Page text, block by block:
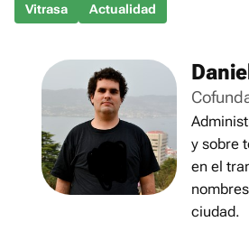
Vitrasa Actualidad
y sobre
en el
ciudad.